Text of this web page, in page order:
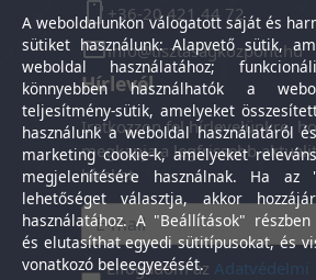
+36-20 421 44 72
info@tisztasagkozpont.hu
Hírlevél
Iratkozzon fel hírlevelünkre,
megkapja a legfrissebb
híreket.
Elfogadom azAdatvédelmi
A weboldalunkon válogatott saját és
sütiket használunk: Alapvető sütik,
weboldal használatához;
könnyebben használhatók a
teljesítmény-sütik, amelyeket
használunk a weboldal használatáról
marketing cookie-k, amelyeket
megjelenítésére használnak. Ha az
lehetőséget választja, akkor
használatához. A "Beállítások"
és elutasíthat egyedi sütitípusokat, és
vonatkozó beleegyezését.